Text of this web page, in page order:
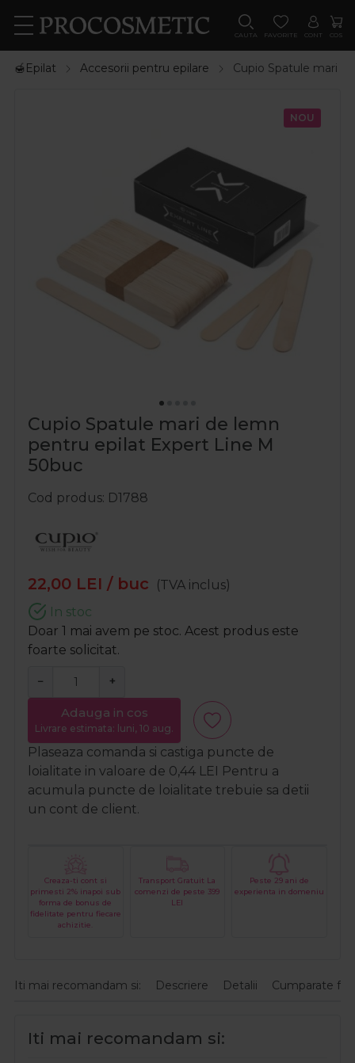
CAUTA FAVORITE CONT COS
🍯Epilat Accesorii pentru epilare Cupio Spatule mari
NOU
Cupio Spatule mari de lemn
pentru epilat Expert Line M
50buc
Cod produs D1788
22,00 LEI / buc
(TVA inclus)
In stoc
Doar 1 mai avem pe stoc. Acest produs este
foarte solicitat.
− +
Adauga in cos
Livrare estimata: luni, 10 aug.
Plaseaza comanda si castiga puncte de
loialitate in valoare de 0,44 LEI Pentru a
acumula puncte de loialitate trebuie sa detii
un cont de client.
Creaza-ti cont si
primesti 2% inapoi sub
forma de bonus de
fidelitate pentru fiecare
achizitie.
Transport Gratuit La
comenzi de peste 399
LEI
Peste 29 ani de
experienta in domeniu
Iti mai recomandam si: Descriere Detalii Cumparate
Iti mai recomandam si: